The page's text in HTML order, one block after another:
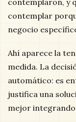
contemplaron, y
contemplar
negocio
Ahí aparece la
medida. La
automático: es
justifica una
mejor integrando